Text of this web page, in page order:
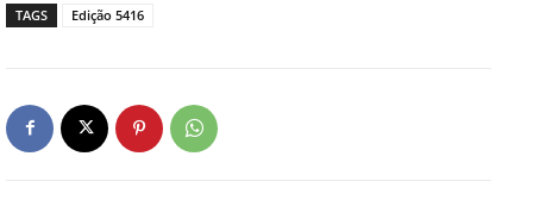
TAGS Edição 5416